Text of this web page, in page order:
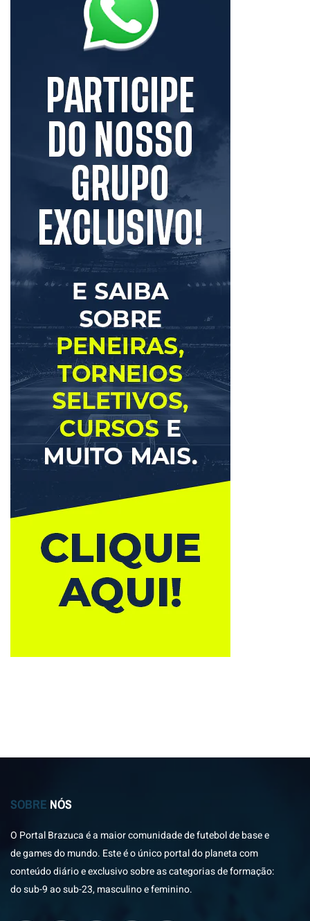
SOBRE NÓS
O Portal Brazuca é a maior comunidade de futebol de base e
de games do mundo. Este é o único portal do planeta com
conteúdo diário e exclusivo sobre as categorias de formação:
do sub-9 ao sub-23, masculino e feminino.